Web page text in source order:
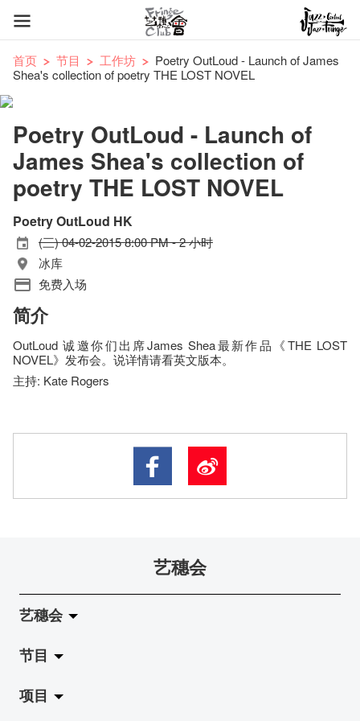
首页 节目 工作坊
Poetry OutLoud - Launch of James
Shea's collection of poetry THE LOST NOVEL
Poetry OutLoud - Launch of
James Shea's collection of
poetry THE LOST NOVEL
Poetry OutLoud HK
(三) 04-02-2015 8:00 PM - 2 小时
冰库
免费入场
简介
OutLoud 诚邀你们出席James Shea最新作品《THE LOST
NOVEL》发布会。说详情请看英文版本。
主持: Kate Rogers
艺穗会
艺穗会
关于艺穗会
艺穗会的演化
节目
拉阔
项目